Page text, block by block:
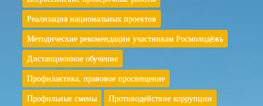
Реализация национальных проектов
Методические рекомендации участникам Росмолодёжь
Дистанционное обучение
Профилактика, правовое просвещение
Профильные смены
Противодействие коррупции